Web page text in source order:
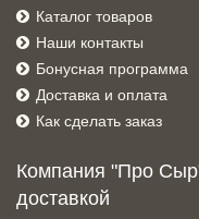
Каталог товаров
Наши контакты
Бонусная программа
Доставка и оплата
Как сделать заказ
Компания "Про
доставкой